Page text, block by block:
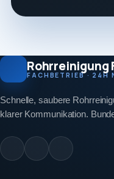
Rohrreinigung
FACHBETRIEB · 24H
Schnelle, saubere
klarer Kommunikation.